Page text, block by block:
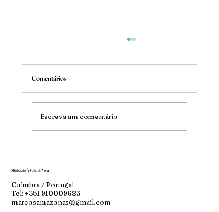
Irmãos
Comentários
Escreva um comentário
Ministério À Volta da Mesa
Coimbra / Portugal
Tel: +351 910009683
marcosamazonas@gmail.com